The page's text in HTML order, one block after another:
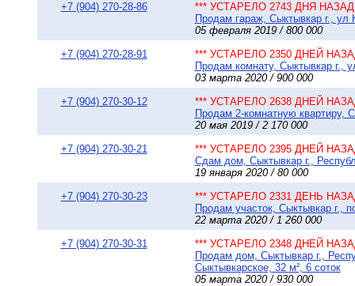
+7 (904) 270-28-86
*** УСТАРЕЛО 2743 ДНЯ НАЗАД
Продам гараж, Сыктывкар г., ул
05 февраля 2019 / 800 000
+7 (904) 270-28-91
*** УСТАРЕЛО 2350 ДНЕЙ
Продам комнату, Сыктывкар г.,
03 марта 2020 / 900 000
+7 (904) 270-30-12
*** УСТАРЕЛО 2638 ДНЕЙ
Продам 2-комнатную квартиру,
20 мая 2019 / 2 170 000
+7 (904) 270-30-21
*** УСТАРЕЛО 2395 ДНЕЙ
Сдам дом, Сыктывкар г.,
19 января 2020 / 80 000
+7 (904) 270-30-23
*** УСТАРЕЛО 2331 ДЕНЬ
Продам участок, Сыктывкар г.,
22 марта 2020 / 1 260 000
+7 (904) 270-30-31
*** УСТАРЕЛО 2348 ДНЕЙ
Продам дом, Сыктывкар г.,
Сыктывкарское, 32 м², 6 соток
05 марта 2020 / 930 000